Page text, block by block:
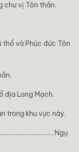
chư vị Tôn thần.
thổ và Phúc đức Tôn
địa Long Mạch.
trong khu vực này.
Ngụ